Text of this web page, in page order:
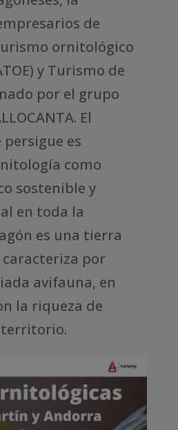
de
ornitológico
y Turismo de
por el grupo
El
es
como
sostenible y
en toda la
es una tierra
por
avifauna, en
la riqueza de